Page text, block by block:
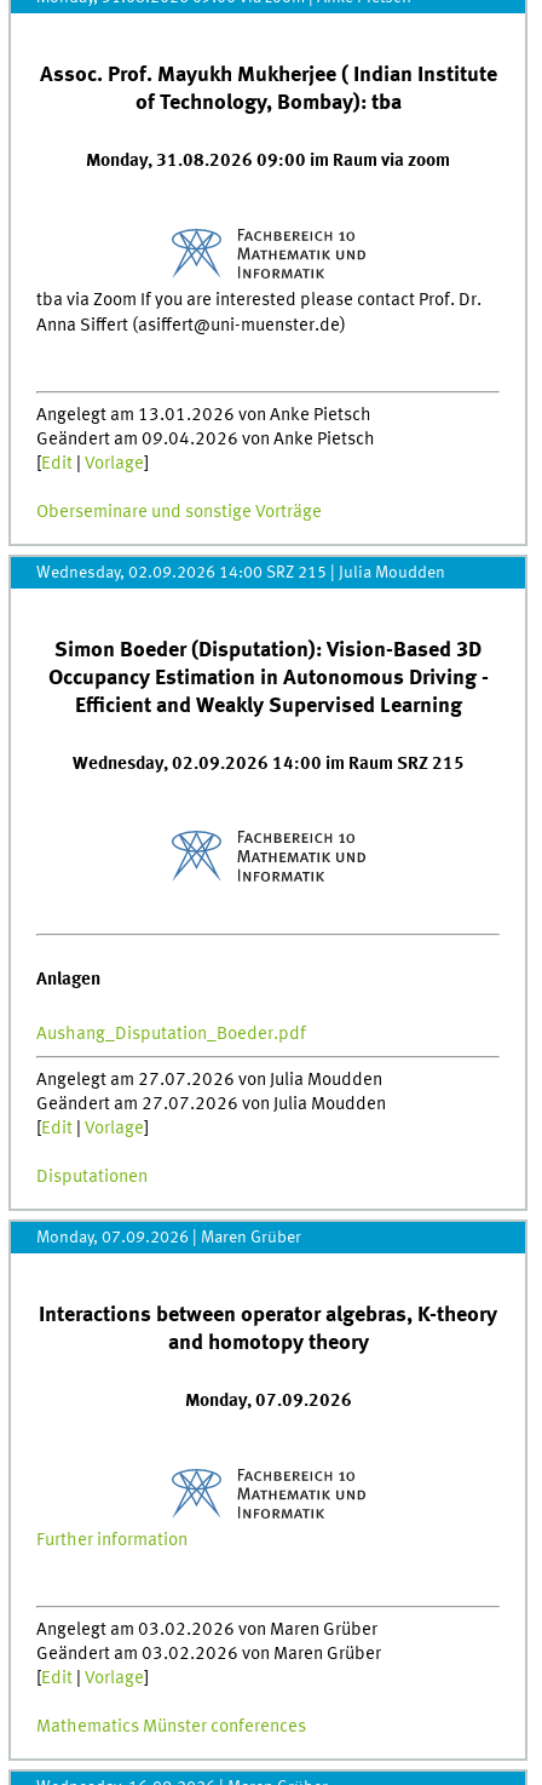
Assoc. Prof. Mayukh Mukherjee ( Indian Institute
of Technology, Bombay): tba
Monday, 31.08.2026 09:00 im Raum via zoom
tba via Zoom If you are interested please contact Prof. Dr.
Anna Siffert (asiffert@uni-muenster.de)
Angelegt am 13.01.2026 von Anke Pietsch
Geändert am 09.04.2026 von Anke Pietsch
Edit |Vorlage
Oberseminare und sonstige Vorträge
Wednesday, 02.09.2026 14:00 SRZ 215 Julia Moudden
Simon Boeder (Disputation): Vision-Based 3D
Occupancy Estimation in Autonomous Driving -
Efficient and Weakly Supervised Learning
Wednesday, 02.09.2026 14:00 im Raum SRZ 215
Anlagen
Aushang_Disputation_Boeder.pdf
Angelegt am 27.07.2026 von Julia Moudden
Geändert am 27.07.2026 von Julia Moudden
Edit |Vorlage
Disputationen
Monday, 07.09.2026 Maren Grüber
Interactions between operator algebras, K-theory
and homotopy theory
Monday, 07.09.2026
Further information
Angelegt am 03.02.2026 von Maren Grüber
Geändert am 03.02.2026 von Maren Grüber
Edit |Vorlage
Mathematics Münster conferences